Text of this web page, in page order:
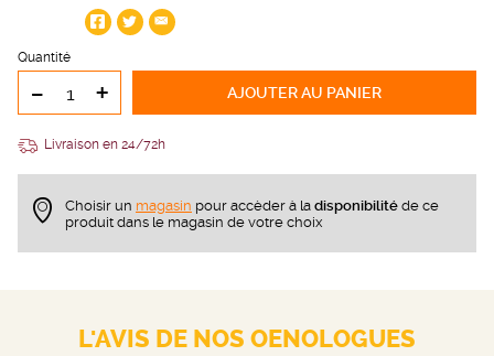
Quantité
- + AJOUTERAU PANIER
Livraison en 24/72h
Choisir un magasin pour accèder à la disponibilité de ce
produit dans le magasin de votre choix
L'AVIS DE NOS OENOLOGUES